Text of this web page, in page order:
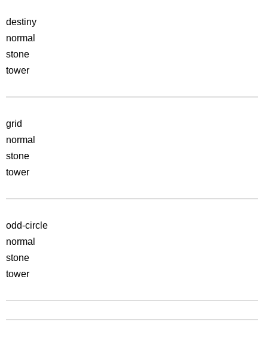
destiny
normal
stone
tower
grid
normal
stone
tower
odd-circle
normal
stone
tower